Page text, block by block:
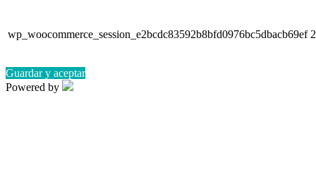
wp_woocommerce_session_e2bcdc83592b8bfd0976bc5dbacb69ef
Guardar y aceptar
Powered by